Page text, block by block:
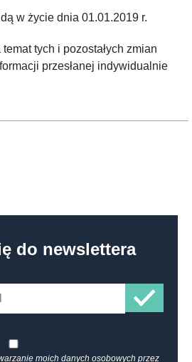
w życie dnia 01.01.2019 r.
tych i pozostałych zmian
przesłanej indywidualnie
do newslettera
moich danych osobowych przez